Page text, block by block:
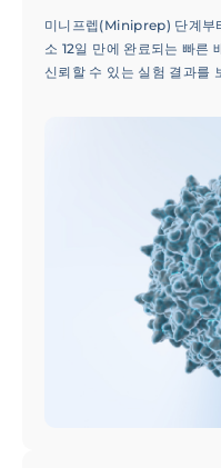
미니프렙(Miniprep) 단계부
소 12일 만에 완료되는 빠른
신뢰할 수 있는 실험 결과를
50,000건 이상의 성공적인